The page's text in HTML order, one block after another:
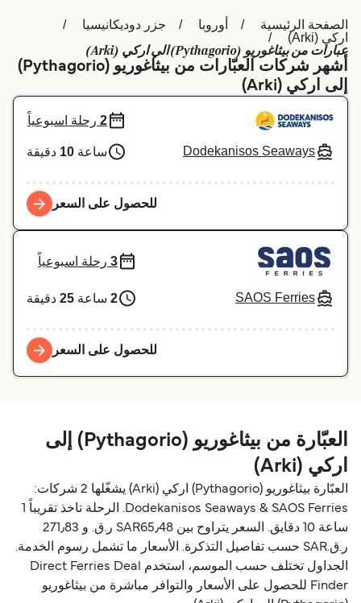
Belgique (FR)
Polska
Deutschland
Schweiz (DE)
Norge
Indonesia
Maroc (FR)
الصفحة الرئيسية أوروبا
جزر دوديكانيسيا
اركي (Arki)
عبارات من بيثاغوريو (Pythagorio) الي اركي (Arki)
أشهر شركات العبّارات من بيثاغوريو (Pythagorio)
إلى اركي (Arki)
Dodekanisos Seaways
2 رحلة اسبوعياً
ساعة 10 دقيقة
للحصول على السعر
SAOS Ferries
3 رحلة اسبوعياً
2 ساعة 25 دقيقة
للحصول على السعر
العبّارة من بيثاغوريو (Pythagorio) إلى
اركي (Arki)
العبّارة بيثاغوريو (Pythagorio) اركي (Arki) يشغّلها 2 شركات:
Dodekanisos Seaways & SAOS Ferries. الرحلة تاخذ تقريباً 1
ساعة 10 دقايق. السعر يتراوح بين SAR65٫48 ر.ق.‏ و 271٫83
ر.ق.‏SAR حسب تفاصيل التذكرة. الأسعار ما تشمل رسوم الخدمة.
الجداول تختلف حسب الموسم، استخدم Direct Ferries Deal
Finder للحصول على الأسعار والتوافر مباشرة من بيثاغوريو